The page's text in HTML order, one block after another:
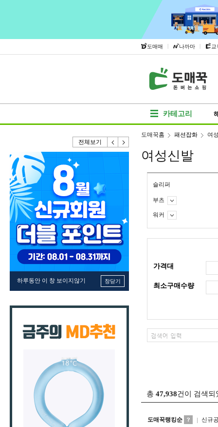
도매매 | 나까마 | 교
카테고리
전체보기
하루동안 이 창 보이지않기 창닫기
도매꾹홈 패션잡화 여
여성신발
슬리퍼
부츠
워커
가격대
최소구매수량
총 47,938건이 검색되
도매꾹랭킹순 신규